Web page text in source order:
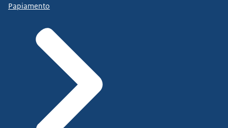
Papiamento